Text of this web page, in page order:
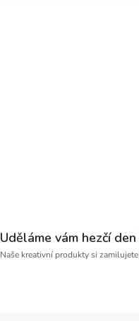
Uděláme vám hezčí den
Naše kreativní produkty si zamilujete